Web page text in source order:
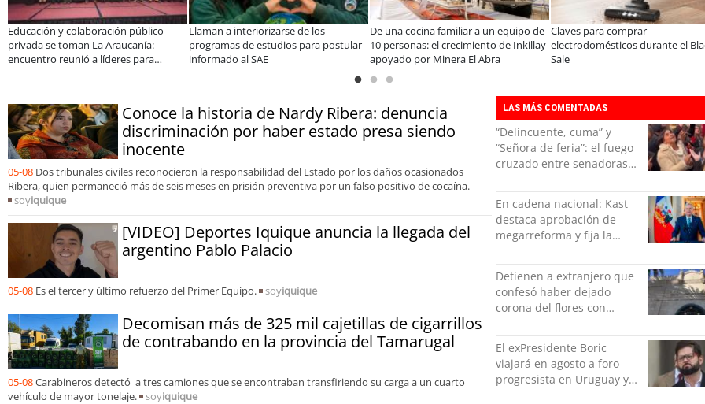
comprar
durante el Black
A dos años de la Ley Karin:
especialistas afirman que el desafío es
consolidar un cambio cultural en las
¿Qué buscan hoy las familias en la
tecnología para el hogar?
JAC renueva el Sunray y se convierte
en el minibús con la mejor relación
precio-equipamiento
Conoce la historia de Nardy Ribera: denuncia
discriminación por haber estado presa siendo
inocente
05-08 Dos tribunales civiles reconocieron la responsabilidad del Estado por los daños ocasionados
Ribera, quien permaneció más de seis meses en prisión preventiva por un falso positivo de cocaína.
soyiquique
[VIDEO] Deportes Iquique anuncia la llegada del
argentino Pablo Palacio
05-08 Es el tercer y último refuerzo del Primer Equipo. soyiquique
Decomisan más de 325 mil cajetillas de cigarrillos
de contrabando en la provincia del Tamarugal
05-08Carabineros detectó a tres camiones que se encontraban transfiriendo su carga a un cuarto
vehículo de mayor tonelaje.
soyiquique
LAS MÁS COMENTADAS
“Delincuente, cuma” y
“Señora de feria”: el fuego
cruzado entre senadoras
Senado
En cadena nacional: Kast
destaca aprobación de
megarreforma y fija la
desafío del Gobierno
Detienen a extranjero que
confesó haber dejado
corona del flores con
exPenitenciaría
El exPresidente Boric
viajará en agosto a foro
progresista en Uruguay y